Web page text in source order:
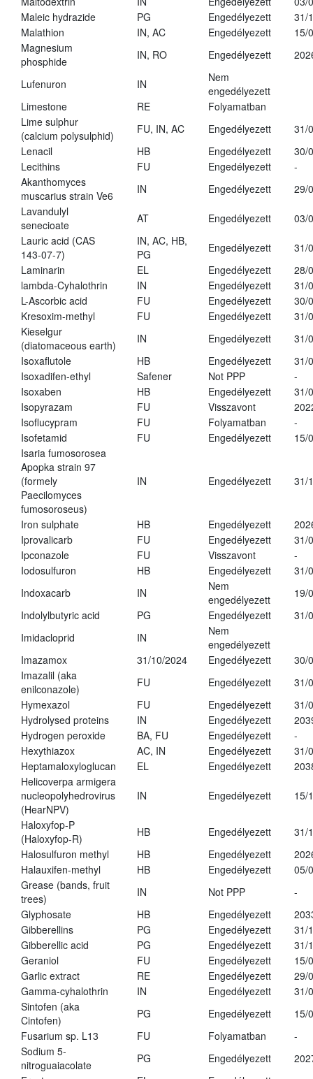
Maleic hydrazide
PG Engedélyezett
31/
Malathion
IN, AC Engedélyezett
15/
Magnesium
phosphide
IN, RO Engedélyezett
Lufenuron IN
Nem
engedélyezett
Limestone
RE
Folyamatban
Lime sulphur
(calcium polysulphid)
FU, IN, AC Engedélyezett
31/
Lenacil
HB Engedélyezett
30/
Lecithins
FU Engedélyezett
-
Akanthomyces
muscarius strain Ve6
IN Engedélyezett
29/
Lavandulyl
senecioate
AT Engedélyezett
03/
Lauric acid (CAS
143-07-7)
IN, AC, HB,
PG
Engedélyezett
31/
Laminarin
EL Engedélyezett
28/
lambda-Cyhalothrin
IN Engedélyezett
31/
L-Ascorbic acid
FU Engedélyezett
30/
Kresoxim-methyl
FU Engedélyezett
31/
Kieselgur
(diatomaceous earth)
IN Engedélyezett
31/
Isoxaflutole
HB Engedélyezett
31/
Isoxadifen-ethyl
Safener Not PPP
-
Isoxaben
HB Engedélyezett
31/
Isopyrazam
FU Visszavont
Isoflucypram
FU Folyamatban
-
Isofetamid
FU Engedélyezett
15/
Isaria fumosorosea
Apopka strain 97
(formely
Paecilomyces
fumosoroseus)
IN Engedélyezett 31/
Iron sulphate HB Engedélyezett
Iprovalicarb
FU Engedélyezett
31/
Ipconazole
FU Visszavont
-
Iodosulfuron
HB Engedélyezett
31/
Indoxacarb
IN
Nem
engedélyezett
19/
Indolylbutyric acid
PG Engedélyezett
31/
Imidacloprid
IN
Nem
engedélyezett
Imazamox
31/10/2024 Engedélyezett
30/
Imazalil (aka
enilconazole)
FU Engedélyezett
31/
Hymexazol
FU Engedélyezett
31/
Hydrolysed proteins
IN Engedélyezett
Hydrogen peroxide
BA, FU Engedélyezett
-
Hexythiazox
AC, IN Engedélyezett
31/
Heptamaloxyloglucan
EL Engedélyezett
Helicoverpa armigera
nucleopolyhedrovirus
(HearNPV)
IN Engedélyezett 15/
Haloxyfop-P
(Haloxyfop-R)
HB Engedélyezett
31/
Halosulfuron methyl
HB Engedélyezett
Halauxifen-methyl
HB Engedélyezett
05/
Grease (bands, fruit
trees)
IN Not PPP
-
Glyphosate
HB Engedélyezett
Gibberellins
PG Engedélyezett
31/
Gibberellic acid
PG Engedélyezett
31/
Geraniol
FU Engedélyezett
15/
Garlic extract
RE Engedélyezett
29/
Gamma-cyhalothrin
IN Engedélyezett
31/
Sintofen (aka
Cintofen)
PG Engedélyezett
15/
Fusarium sp. L13
FU Folyamatban
-
Sodium 5-
nitroguaiacolate
PG Engedélyezett